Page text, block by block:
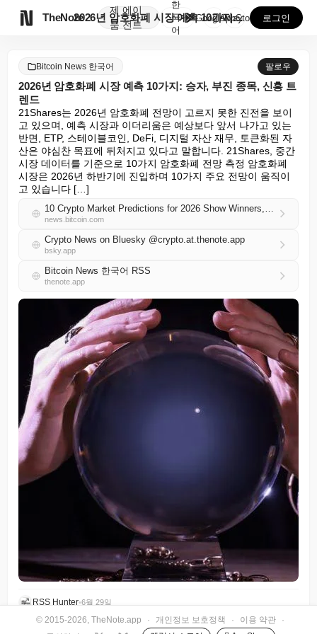
TheNote
제
품
에이
전트
2026년 암호화폐 시장 예측 10가지: 승자, 부진 ...
한
국
어
GooglePlay
AppStore 로그인
Bitcoin News 한국어 팔로우
2026년 암호화폐 시장 예측 10가지: 승자, 부진 종목, 신흥 트
렌드
21Shares는 2026년 암호화폐 전망이 고르지 못한 진전을 보이
고 있으며, 예측 시장과 이더리움은 예상보다 앞서 나가고 있는
반면, ETP, 스테이블코인, DeFi, 디지털 자산 재무, 토큰화된 자
산은 야심찬 목표에 뒤처지고 있다고 말합니다. 21Shares, 중간
시장 데이터를 기준으로 10가지 암호화폐 전망 측정 암호화폐
시장은 2026년 하반기에 진입하며 10가지 주요 전망이 움직이
고 있습니다 […]
10 Crypto Market Predictions for 2026 Show Winners, Laggards, and Emerging Trends
news.bitcoin.com
Crypto News on Bluesky @crypto.at.thenote.app
bsky.app
Bitcoin News 한국어 RSS
thenote.app
RSS Hunter•6월 29일
© 2015-2026, TheNote.app · 개인정보 보호정책 · 이용 약관
·